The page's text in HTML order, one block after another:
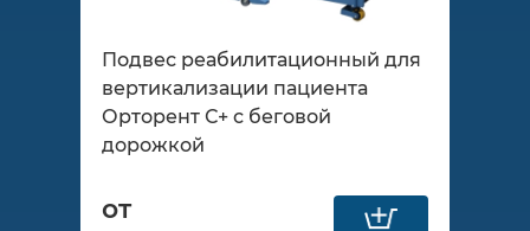
Подвес реабилитационный для
вертикализации пациента
Орторент С+ с беговой
дорожкой
от